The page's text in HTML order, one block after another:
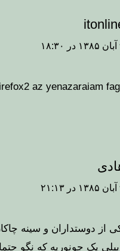
az yenazaraiam
از دوستداران و سینه
یک جونوریه که نگو